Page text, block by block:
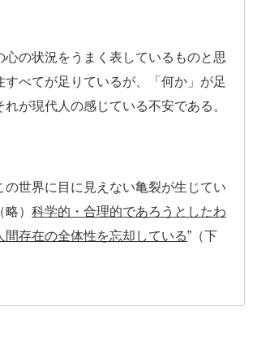
心の状況をうまく表しているものと思
すべてが足りているが、「何か」が足
れが現代人の感じている不安である。
の世界に目に見えない亀裂が生じてい
） 科学的・合理的であろうとしたわ
間存在の全体性を忘却している”（下